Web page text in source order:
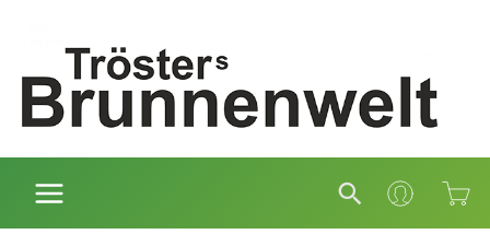
springen
Suchen